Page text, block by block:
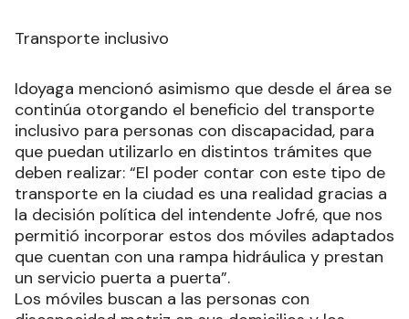
Transporte inclusivo
Idoyaga mencionó asimismo que desde el área se
continúa otorgando el beneficio del transporte
inclusivo para personas con discapacidad, para
que puedan utilizarlo en distintos trámites que
deben realizar: “El poder contar con este tipo de
transporte en la ciudad es una realidad gracias a
la decisión política del intendente Jofré, que nos
permitió incorporar estos dos móviles adaptados
que cuentan con una rampa hidráulica y prestan
un servicio puerta a puerta”.
Los móviles buscan a las personas con